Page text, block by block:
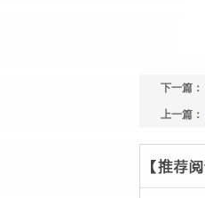
下一篇：
上一篇：